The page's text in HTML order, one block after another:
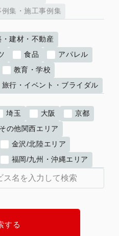
例集・施工事例集
・建材・不動産
食品
アパレル
教育・学校
旅行・イベント・ブライダル
埼玉 大阪
京都
の他関西エリア
金沢/北陸エリア
福岡/九州・沖縄エリア